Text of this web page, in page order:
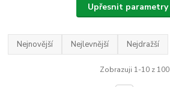
Upřesnit parametry
Nejnovější Nejlevnější Nejdražší
Zobrazuji 1-10 z 100